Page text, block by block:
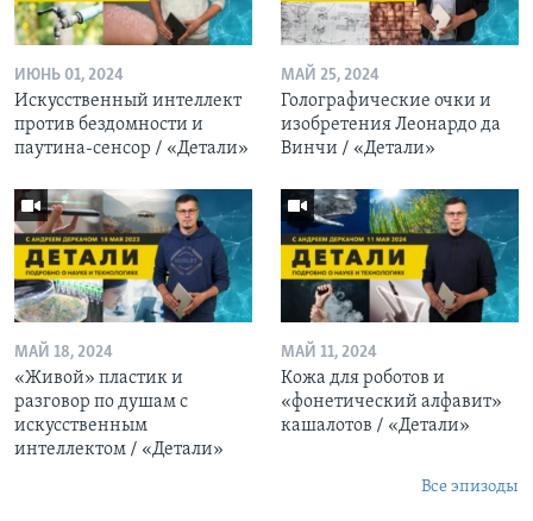
ИЮНЬ 01, 2024
Искусственный интеллект
против бездомности и
паутина-сенсор / «Детали»
МАЙ 25, 2024
Голографические очки и
изобретения Леонардо да
Винчи / «Детали»
МАЙ 18, 2024
«Живой» пластик и
разговор по душам с
искусственным
интеллектом / «Детали»
МАЙ 11, 2024
Кожа для роботов и
«фонетический алфавит»
кашалотов / «Детали»
Все эпизоды